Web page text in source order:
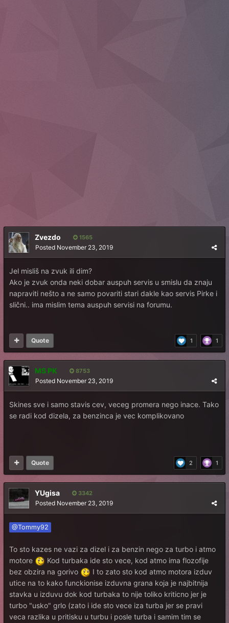
Zvezdo 1565
Posted November 23, 2019
Jel misliš na zvuk ili dim?
Ako je zvuk onda neki dobar auspuh servis u smislu da znaju
napraviti nešto a ne samo povariti stari dakle kao servis Pirke i
slični.. ima mislim tema auspuh servisi na forumu.
1 1
Quote
MS PK 8753
Posted November 23, 2019
Skines sve i samo stavis cev, veceg promera nego inace. Tako
se radi kod dizela, za benzinca je vec komplikovano
2 1
Quote
YUgisa 3342
Posted November 23, 2019
@Tommy92
To sto kazes ne vazi za dizel i za benzin nego za turbo i atmo
motore
Kod turbaka ide sto vece, kod atmo ima flozofije
bez obzira na gorivo
I to zato sto kod atmo motora izduv
utice na to kako funckionise izduvna grana koja je najbitnija
stavka u izduvu dok kod turbaka to nije toliko kriticno jer je
turbo "usko" grlo (zato i ide sto vece iza turba jer se pravi
veca razlika u pritisku u turbu i posle turba i samim tim se